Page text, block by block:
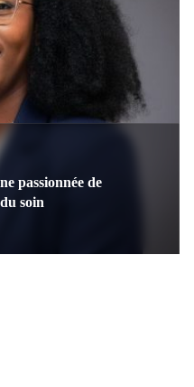
passionnée de
soin